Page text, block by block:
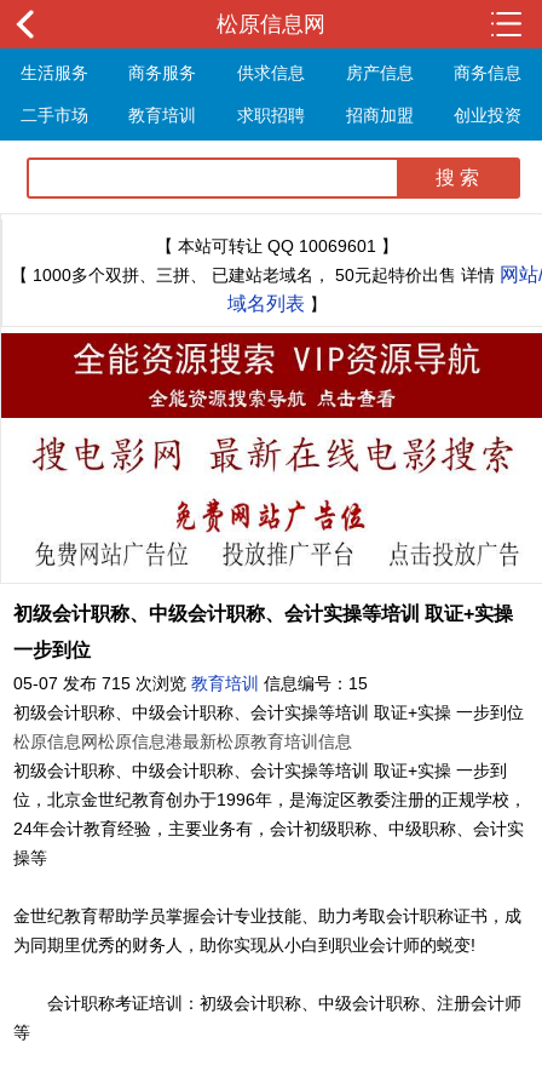
松原信息网
生活服务 商务服务 供求信息 房产信息 商务信息
二手市场 教育培训 求职招聘 招商加盟 创业投资
展会信息 旅游信息 休闲娱乐 体育健身 最新资讯
最新推文
【 本站可转让 QQ 10069601 】
【 1000多个双拼、三拼、 已建站老域名， 50元起特价出售 详情 网站/
域名列表 】
初级会计职称、中级会计职称、会计实操等培训 取证+实操
一步到位
05-07 发布 715 次浏览 教育培训 信息编号：15
初级会计职称、中级会计职称、会计实操等培训 取证+实操 一步到位
松原信息网松原信息港最新松原教育培训信息
初级会计职称、中级会计职称、会计实操等培训 取证+实操 一步到
位，北京金世纪教育创办于1996年，是海淀区教委注册的正规学校，
24年会计教育经验，主要业务有，会计初级职称、中级职称、会计实
操等
金世纪教育帮助学员掌握会计专业技能、助力考取会计职称证书，成
为同期里优秀的财务人，助你实现从小白到职业会计师的蜕变!
会计职称考证培训：初级会计职称、中级会计职称、注册会计师
等